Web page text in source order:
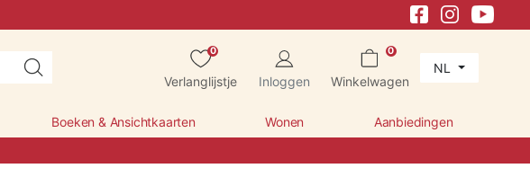
0
Verlanglijstje Inloggen
0
Winkelwagen
NL
Boeken & Ansichtkaarten Wonen Aanbiedingen